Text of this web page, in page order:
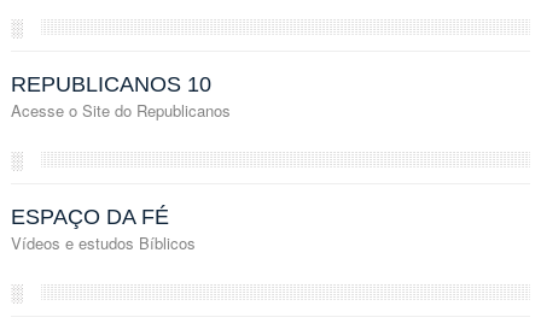
░
REPUBLICANOS 10
Acesse o Site do Republicanos
░
ESPAÇO DA FÉ
Vídeos e estudos Bíblicos
░